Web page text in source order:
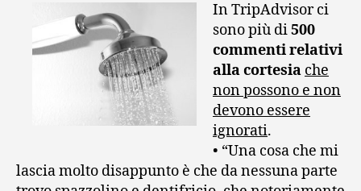
In TripAdvisor ci
sono più di500
commenti relativi
alla cortesia che
non possono e non
devono essere
ignorati.
• “Una cosa che mi
lascia molto disappunto è che da nessuna parte